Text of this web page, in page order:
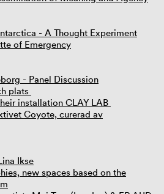
- A Thought Experiment
of Emergency
- Panel Discussion
plats
installation CLAY LAB
Coyote, curerad av
Ikse
new spaces based on the